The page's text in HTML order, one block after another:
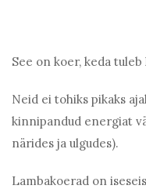
See on koer, keda
Neid ei tohiks pikaks
kinnipandud energiat
närides ja ulgudes).
Lambakoerad on